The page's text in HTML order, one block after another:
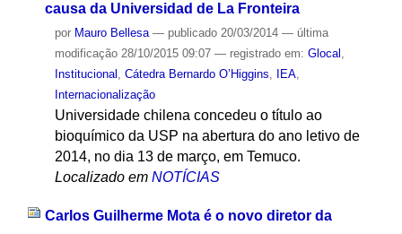
causa da Universidad de La Fronteira
por Mauro Bellesa — publicado20/03/2014 — última
modificação28/10/2015 09:07 — registrado em: Glocal ,
Institucional , Cátedra Bernardo O’Higgins, IEA,
Internacionalização
Universidade chilena concedeu o título ao
bioquímico da USP na abertura do ano letivo de
2014, no dia 13 de março, em Temuco.
Localizado em NOTÍCIAS
Carlos Guilherme Mota é o novo diretor da